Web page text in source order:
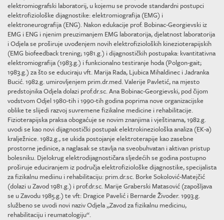
elektromiografski laboratorij, u kojemu se provode standardni postupci
elektrofiziološke dijagnostike: elektromiografija (EMG) i
elektroneurografija (ENG). Nakon edukacije prof. Bobinac-Georgievski iz
EMG i ENG i njenim preuzimanjem EMG laboratorija, djelatnost laboratorija
i Odjela se proširuje uvođenjem novih elektrofizioloških kinezioterapijskih
(EMG biofeedback trening; 1981.g.) i dijagnostičkih postupaka: kvantitativna
elektromiografija (1983.g.) i funkcionalno testiranje hoda (Polgon-gait;
1983.g.) za što se educiraju vft. Marija Rada, Ljubica Mihaldinec i Jadranka
Bucić. 1982.g. umirovljenjem prim.dr.med. Valerije Pavletić, na mjesto
predstojnika Odjela dolazi prof.dr.sc. Ana Bobinac-Georgievski, pod čijom
vodstvom Odjel 1980-tih i 1990-tih godina poprima nove organizacijske
oblike te slijedi razvoj suvremene fizikalne medicine i rehabilitacije.
Fizioterapijska praksa obogaćuje se novim znanjima i vještinama, 1982.g.
uvodi se kao novi dijagnostički postupak elektrokineziološka analiza (EK-a)
kralježnice. 1982.g., se ukida postojanje elektroterapije kao zasebne
prostorne jedinice, a naglasak se stavlja na sveobuhvatan i aktivan pristup
bolesniku. Djelokrug elektrodijagnostičara sljedećih se godina postupno
proširuje educiranjem iz područja elektrofiziološke dijagnostike, specijalista
za fizikalnu mediinu i rehabilitaciju: prim.dr.sc. Borke Sokolović-Matejčić
(dolazi u Zavod 1981.g.) i prof.dr.sc. Marije Graberski Matasović (zapošljava
se u Zavodu 1985.g.) te vft: Dragice Pavelić i Bernarde Živoder. 1993.g.
službeno se uvodi novi naziv Odjela „Zavod za fizikalnu medicinu,
rehabilitaciju i reumatologiju“.